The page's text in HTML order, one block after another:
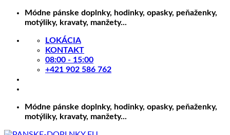
Skip
Módne pánske doplnky, hodinky, opasky, peňaženky,
motýliky, kravaty, manžety...
LOKÁCIA
KONTAKT
08:00 - 15:00
+421 902 586 762
Módne pánske doplnky, hodinky, opasky, peňaženky,
motýliky, kravaty, manžety...